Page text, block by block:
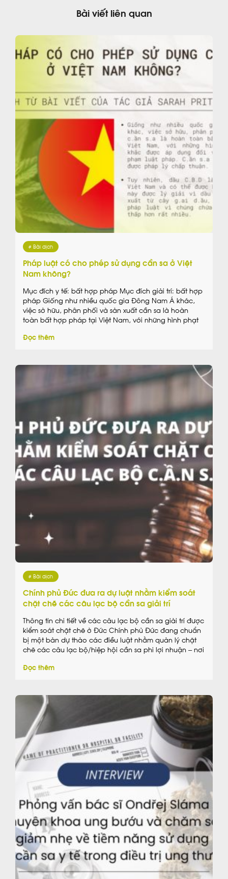
Bài viết liên quan
# Bài dịch
Pháp luật có cho phép sử dụng cần sa ở Việt
Nam không?
Mục đích y tế: bất hợp pháp Mục đích giải trí: bất hợp
pháp Giống như nhiều quốc gia Đông Nam Á khác,
việc sở hữu, phân phối và sản xuất cần sa là hoàn
toàn bất hợp pháp tại Việt Nam, với những hình phạt
Đọc thêm
# Bài dịch
Chính phủ Đức đưa ra dự luật nhằm kiểm soát
chặt chẽ các câu lạc bộ cần sa giải trí
Thông tin chi tiết về các câu lạc bộ cần sa giải trí được
kiểm soát chặt chẽ ở Đức Chính phủ Đức đang chuẩn
bị một bản dự thảo các điều luật nhằm quản lý chặt
chẽ các câu lạc bộ/hiệp hội cần sa phi lợi nhuận – nơi
Đọc thêm